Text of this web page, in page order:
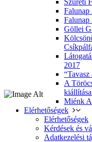
Szüreti
Falunap
Falunap
Göllei
2017
A
Miénk
Elérhetőségek
Elérhetőségek
Kérdések és
Adatkezelési